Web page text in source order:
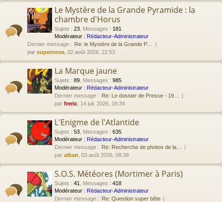
Le Mystère de la Grande Pyramide : la
chambre d'Horus
Sujets : 23 Messages : 181
Modérateur : Rédacteur-Administrateur
Dernier message : Re: le Mystère de la Grande P…
par supernova , 02 août 2026, 22:53
La Marque jaune
Sujets : 89 Messages : 985
Modérateur : Rédacteur-Administrateur
Dernier message : Re: Le dossier de Presse - 19…
par freric , 14 juil. 2026, 16:34
L'Enigme de l'Atlantide
Sujets : 53 Messages : 635
Modérateur : Rédacteur-Administrateur
Dernier message : Re: Recherche de photos de la…
par alban , 03 août 2026, 09:38
S.O.S. Météores (Mortimer à Paris)
Sujets : 41 Messages : 418
Modérateur : Rédacteur-Administrateur
Dernier message : Re: Question super bête